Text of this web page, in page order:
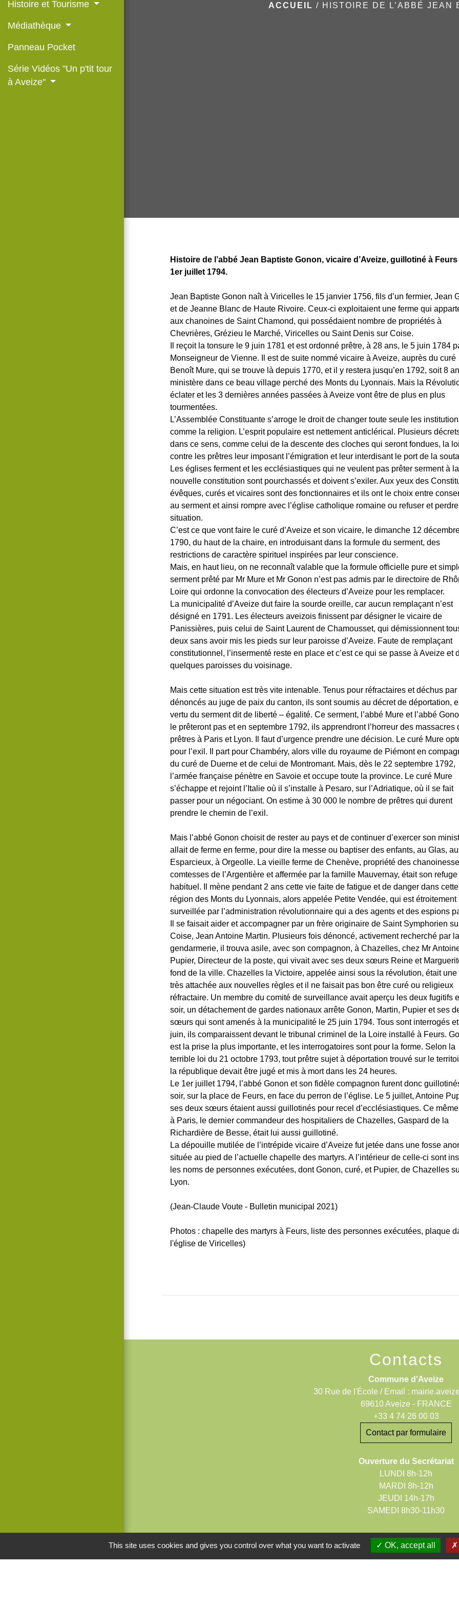
Histoire et Tourisme
Médiathèque
Panneau Pocket
Série Vidéos "Un p'tit tour
à Aveize"
ACCUEIL / HISTOIRE DE L’ABBÉ JEAN
Histoire de l’abbé Jean Baptiste Gonon, vicaire d’Aveize, guillotiné à Feurs
1er juillet 1794.
Jean Baptiste Gonon naît à Viricelles le 15 janvier 1756, fils d’un fermier, Jean
et de Jeanne Blanc de Haute Rivoire. Ceux-ci exploitaient une ferme qui
aux chanoines de Saint Chamond, qui possédaient nombre de propriétés à
Chevrières, Grézieu le Marché, Viricelles ou Saint Denis sur Coise.
Il reçoit la tonsure le 9 juin 1781 et est ordonné prêtre, à 28 ans, le 5 juin 1784
Monseigneur de Vienne. Il est de suite nommé vicaire à Aveize, auprès du curé
Benoît Mure, qui se trouve là depuis 1770, et il y restera jusqu’en 1792, soit 8
ministère dans ce beau village perché des Monts du Lyonnais. Mais la
éclater et les 3 dernières années passées à Aveize vont être de plus en plus
tourmentées.
L’Assemblée Constituante s’arroge le droit de changer toute seule les
comme la religion. L’esprit populaire est nettement anticlérical. Plusieurs
dans ce sens, comme celui de la descente des cloches qui seront fondues, la loi
contre les prêtres leur imposant l’émigration et leur interdisant le port de la
Les églises ferment et les ecclésiastiques qui ne veulent pas prêter serment à la
nouvelle constitution sont pourchassés et doivent s’exiler. Aux yeux des
évêques, curés et vicaires sont des fonctionnaires et ils ont le choix entre
au serment et ainsi rompre avec l’église catholique romaine ou refuser et
situation.
C’est ce que vont faire le curé d’Aveize et son vicaire, le dimanche 12
1790, du haut de la chaire, en introduisant dans la formule du serment, des
restrictions de caractère spirituel inspirées par leur conscience.
Mais, en haut lieu, on ne reconnaît valable que la formule officielle pure et
serment prêté par Mr Mure et Mr Gonon n’est pas admis par le directoire de
Loire qui ordonne la convocation des électeurs d’Aveize pour les remplacer.
La municipalité d’Aveize dut faire la sourde oreille, car aucun remplaçant n’est
désigné en 1791. Les électeurs aveizois finissent par désigner le vicaire de
Panissières, puis celui de Saint Laurent de Chamousset, qui démissionnent
deux sans avoir mis les pieds sur leur paroisse d’Aveize. Faute de remplaçant
constitutionnel, l’insermenté reste en place et c’est ce qui se passe à Aveize et
quelques paroisses du voisinage.
Mais cette situation est très vite intenable. Tenus pour réfractaires et déchus par
dénoncés au juge de paix du canton, ils sont soumis au décret de déportation,
vertu du serment dit de liberté – égalité. Ce serment, l’abbé Mure et l’abbé
le prêteront pas et en septembre 1792, ils apprendront l’horreur des massacres
prêtres à Paris et Lyon. Il faut d’urgence prendre une décision. Le curé Mure
pour l’exil. Il part pour Chambéry, alors ville du royaume de Piémont en
du curé de Duerne et de celui de Montromant. Mais, dès le 22 septembre 1792,
l’armée française pénètre en Savoie et occupe toute la province. Le curé Mure
s’échappe et rejoint l’Italie où il s’installe à Pesaro, sur l’Adriatique, où il se fait
passer pour un négociant. On estime à 30 000 le nombre de prêtres qui durent
prendre le chemin de l’exil.
Mais l’abbé Gonon choisit de rester au pays et de continuer d’exercer son
allait de ferme en ferme, pour dire la messe ou baptiser des enfants, au Glas,
Esparcieux, à Orgeolle. La vieille ferme de Chenève, propriété des
comtesses de l’Argentière et affermée par la famille Mauvernay, était son refuge
habituel. Il mène pendant 2 ans cette vie faite de fatigue et de danger dans cette
région des Monts du Lyonnais, alors appelée Petite Vendée, qui est étroitement
surveillée par l’administration révolutionnaire qui a des agents et des espions
Il se faisait aider et accompagner par un frère originaire de Saint Symphorien
Coise, Jean Antoine Martin. Plusieurs fois dénoncé, activement recherché par la
gendarmerie, il trouva asile, avec son compagnon, à Chazelles, chez Mr
Pupier, Directeur de la poste, qui vivait avec ses deux sœurs Reine et
fond de la ville. Chazelles la Victoire, appelée ainsi sous la révolution, était une
très attachée aux nouvelles règles et il ne faisait pas bon être curé ou religieux
réfractaire. Un membre du comité de surveillance avait aperçu les deux fugitifs
soir, un détachement de gardes nationaux arrête Gonon, Martin, Pupier et ses
sœurs qui sont amenés à la municipalité le 25 juin 1794. Tous sont interrogés
juin, ils comparaissent devant le tribunal criminel de la Loire installé à Feurs.
est la prise la plus importante, et les interrogatoires sont pour la forme. Selon la
terrible loi du 21 octobre 1793, tout prêtre sujet à déportation trouvé sur le
la république devait être jugé et mis à mort dans les 24 heures.
Le 1er juillet 1794, l’abbé Gonon et son fidèle compagnon furent donc
soir, sur la place de Feurs, en face du perron de l’église. Le 5 juillet, Antoine
ses deux sœurs étaient aussi guillotinés pour recel d’ecclésiastiques. Ce même
à Paris, le dernier commandeur des hospitaliers de Chazelles, Gaspard de la
Richardière de Besse, était lui aussi guillotiné.
La dépouille mutilée de l’intrépide vicaire d’Aveize fut jetée dans une fosse
située au pied de l’actuelle chapelle des martyrs. A l’intérieur de celle-ci sont
les noms de personnes exécutées, dont Gonon, curé, et Pupier, de Chazelles
Lyon.
(Jean-Claude Voute - Bulletin municipal 2021)
Photos : chapelle des martyrs à Feurs, liste des personnes exécutées, plaque
l'église de Viricelles)
Contacts
Commune d'Aveize
30 Rue de l'École / Email :
69610 Aveize - FRANCE
+33 4 74 26 00 03
Contact par formulaire
Ouverture du Secrétariat
LUNDI 8h-12h
MARDI 8h-12h
JEUDI 14h-17h
SAMEDI 8h30-11h30
This site uses cookies and gives you control over what you want to activate OK, accept all